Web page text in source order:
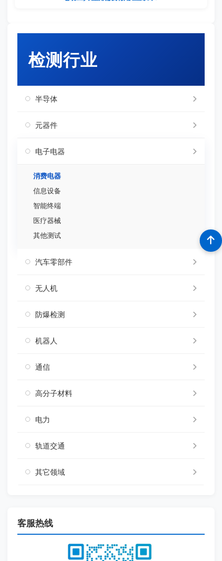
检测行业
半导体
元器件
电子电器
消费电器
信息设备
智能终端
医疗器械
其他测试
汽车零部件
无人机
防爆检测
机器人
通信
高分子材料
电力
轨道交通
其它领域
客服热线